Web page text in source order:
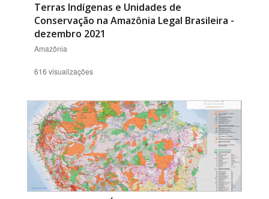
Terras Indígenas e Unidades de
Conservação na Amazônia Legal Brasileira -
dezembro 2021
Amazônia
616 visualizações